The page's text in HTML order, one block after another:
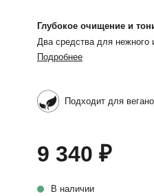
Глубокое очищение и
Два средства для
Подробнее
Подходит для
9 340 ₽
В наличии